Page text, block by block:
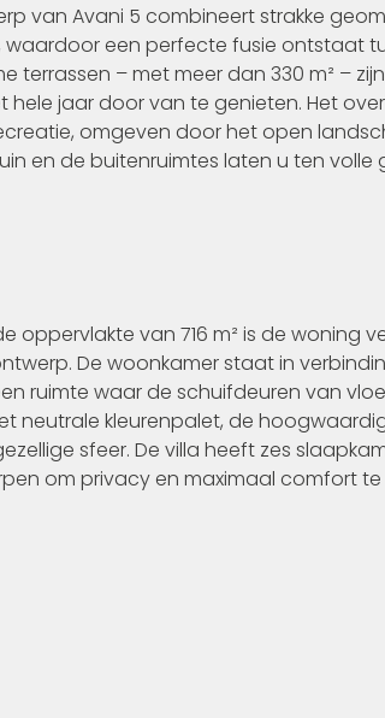
van Avani 5 combineert strakke
waardoor een perfecte fusie ontstaat
terrassen – met meer dan 330 m² –
hele jaar door van te genieten. Het
omgeven door het open
en de buitenruimtes laten u ten
oppervlakte van 716 m² is de woning
De woonkamer staat in
ruimte waar de schuifdeuren van
neutrale kleurenpalet, de
sfeer. De villa heeft zes
om privacy en maximaal comfort te